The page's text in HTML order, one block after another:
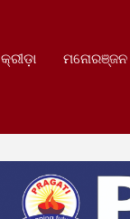
କ୍ରୀଡ଼ା ମନୋରଞ୍ଜନ